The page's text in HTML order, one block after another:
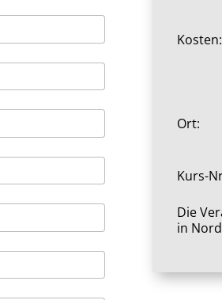
Kosten:
Ort:
Kurs-
Die
in